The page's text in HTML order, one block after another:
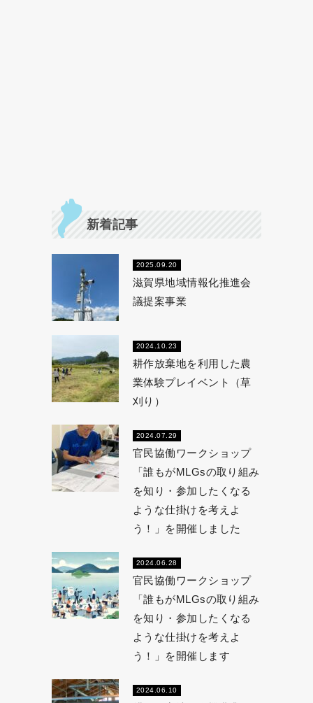
新着記事
2025.09.20
滋賀県地域情報化推進会
議提案事業
2024.10.23
耕作放棄地を利用した農
業体験プレイベント（草
刈り）
2024.07.29
官民協働ワークショップ
「誰もがMLGsの取り組み
を知り・参加したくなる
ような仕掛けを考えよ
う！」を開催しました
2024.06.28
官民協働ワークショップ
「誰もがMLGsの取り組み
を知り・参加したくなる
ような仕掛けを考えよ
う！」を開催します
2024.06.10